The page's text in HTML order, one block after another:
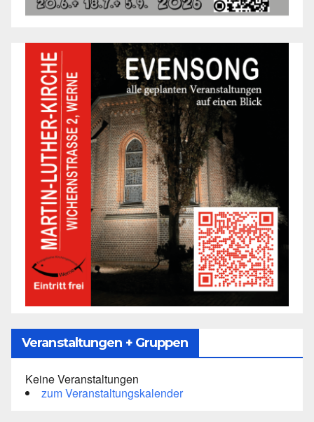
Veranstaltungen + Gruppen
Keine Veranstaltungen
zum Veranstaltungskalender